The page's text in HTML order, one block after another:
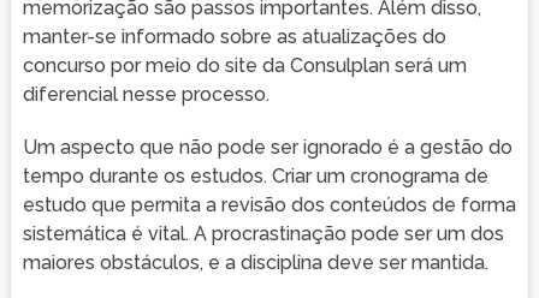
memorização são passos importantes. Além disso,
manter-se informado sobre as atualizações do
concurso por meio do site da Consulplan será um
diferencial nesse processo.
Um aspecto que não pode ser ignorado é a gestão do
tempo durante os estudos. Criar um cronograma de
estudo que permita a revisão dos conteúdos de forma
sistemática é vital. A procrastinação pode ser um dos
maiores obstáculos, e a disciplina deve ser mantida.